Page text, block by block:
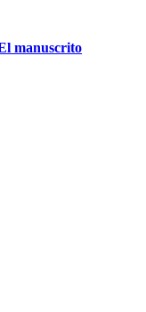
manuscrito